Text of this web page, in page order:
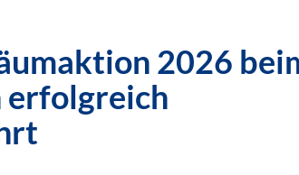
2026
erfolgreich